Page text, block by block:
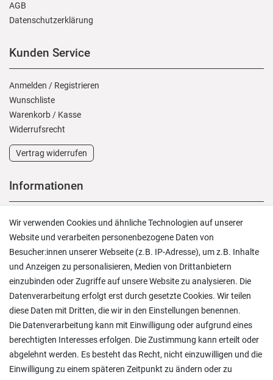
AGB
Daten­schutz­erklärung
Kunden Service
Anmelden / Registrieren
Wunschliste
Warenkorb / Kasse
Widerrufs­recht
Vertrag widerrufen
Informationen
Versand und Zahlung
Rücksendungen
Lieferung in die Schweiz
Pflegesymbole
Lagerverkauf
Ratgeber & News
Ein einfach toller Service - prompte Lieferung und
sogar mit Pflegehinweis!
Wir verwenden Cookies und ähnliche Technologien auf unserer
Website und verarbeiten personenbezogene Daten von
Besucher:innen unserer Webseite (z.B. IP-Adresse), um z.B. Inhalte
und Anzeigen zu personalisieren, Medien von Drittanbietern
einzubinden oder Zugriffe auf unsere Website zu analysieren. Die
Datenverarbeitung erfolgt erst durch gesetzte Cookies. Wir teilen
diese Daten mit Dritten, die wir in den Einstellungen benennen.
Die Datenverarbeitung kann mit Einwilligung oder aufgrund eines
berechtigten Interesses erfolgen. Die Zustimmung kann erteilt oder
abgelehnt werden. Es besteht das Recht, nicht einzuwilligen und die
Einwilligung zu einem späteren Zeitpunkt zu ändern oder zu